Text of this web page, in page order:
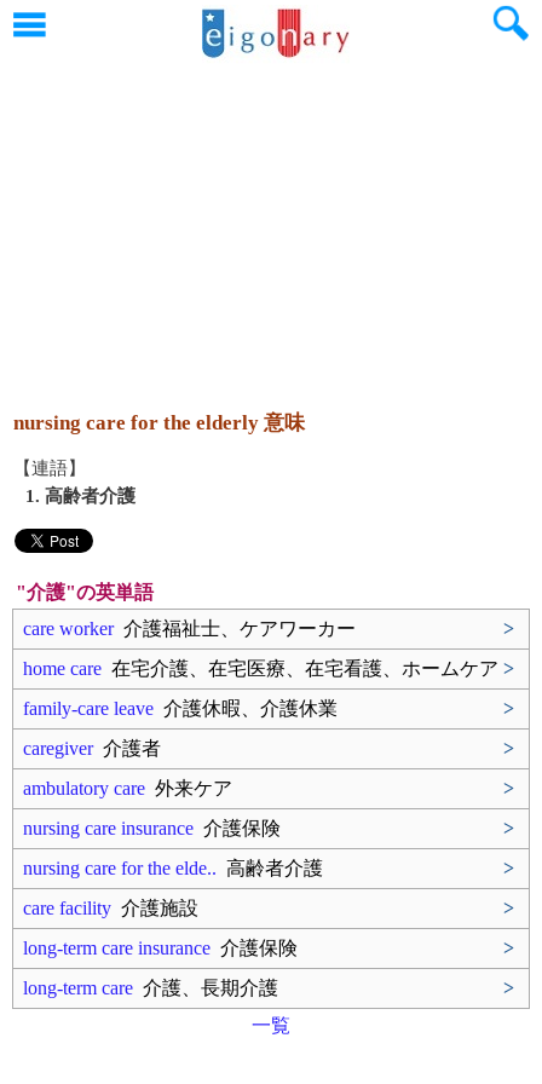
nursing care for the elderly 意味
【連語】
1. 高齢者介護
"介護"の英単語
care worker介護福祉士、ケアワーカー
>
home care 在宅介護、在宅医療、在宅看護、ホームケア >
family-care leave 介護休暇、介護休業
>
caregiver介護者
>
ambulatory care 外来ケア
>
nursing care insurance 介護保険
>
nursing care for the elde.. 高齢者介護
>
care facility 介護施設
>
long-term care insurance 介護保険
>
long-term care 介護、長期介護
>
一覧